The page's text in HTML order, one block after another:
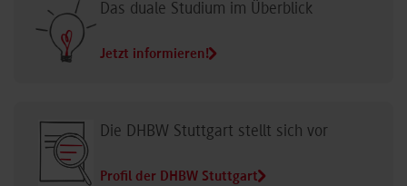
Das duale Studium im Überblick
Jetzt informieren!
Die DHBW Stuttgart stellt sich vor
Profil der DHBW Stuttgart